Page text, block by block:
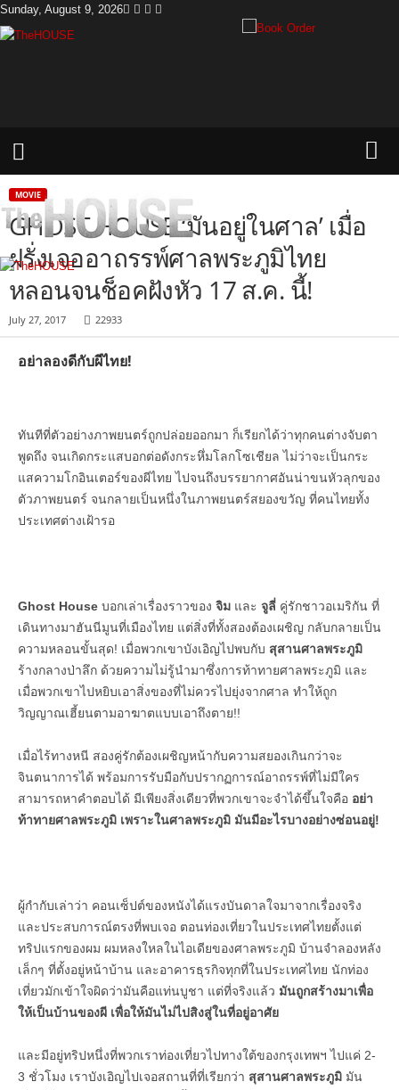
Sunday, August 9, 2026
MOVIE
GHOST HOUSE ‘มันอยู่ในศาล’ เมื่อ
ฝรั่งเจออาถรรพ์ศาลพระภูมิไทย
หลอนจนช็อคฝังหัว 17 ส.ค. นี้!
July 27, 2017 22933
อย่าลองดีกับผีไทย!
ทันทีที่ตัวอย่างภาพยนตร์ถูกปล่อยออกมา ก็เรียกได้ว่าทุกคนต่างจับตา
พูดถึง จนเกิดกระแสบอกต่อดังกระหึ่มโลกโซเชียล ไม่ว่าจะเป็นกระ
แสความโกอินเตอร์ของผีไทย ไปจนถึงบรรยากาศอันน่าขนหัวลุกของ
ตัวภาพยนตร์ จนกลายเป็นหนึ่งในภาพยนตร์สยองขวัญ ที่คนไทยทั้ง
ประเทศต่างเฝ้ารอ
Ghost House บอกเล่าเรื่องราวของ จิม และ จูลี่ คู่รักชาวอเมริกัน ที่
เดินทางมาฮันนีมูนที่เมืองไทย แต่สิ่งที่ทั้งสองต้องเผชิญ กลับกลายเป็น
ความหลอนขั้นสุด! เมื่อพวกเขาบังเอิญไปพบกับ สุสานศาลพระภูมิ
ร้างกลางป่าลึก ด้วยความไม่รู้นำมาซึ่งการท้าทายศาลพระภูมิ และ
เมื่อพวกเขาไปหยิบเอาสิ่งของที่ไม่ควรไปยุ่งจากศาล ทำให้ถูก
วิญญาณเฮี้ยนตามอาฆาตแบบเอาถึงตาย!!
เมื่อไร้ทางหนี สองคู่รักต้องเผชิญหน้ากับความสยองเกินกว่าจะ
จินตนาการได้ พร้อมการรับมือกับปรากฏการณ์อาถรรพ์ที่ไม่มีใคร
สามารถหาคำตอบได้ มีเพียงสิ่งเดียวที่พวกเขาจะจำได้ขึ้นใจคือ อย่า
ท้าทายศาลพระภูมิ เพราะในศาลพระภูมิ มันมีอะไรบางอย่างซ่อนอยู่!
ผู้กำกับเล่าว่า คอนเซ็ปต์ของหนังได้แรงบันดาลใจมาจากเรื่องจริง
และประสบการณ์ตรงที่พบเจอ ตอนท่องเที่ยวในประเทศไทยตั้งแต่
ทริปแรกของผม ผมหลงใหลในไอเดียของศาลพระภูมิ บ้านจำลองหลัง
เล็กๆ ที่ตั้งอยู่หน้าบ้าน และอาคารธุรกิจทุกที่ในประเทศไทย นักท่อง
เที่ยวมักเข้าใจผิดว่ามันคือแท่นบูชา แต่ที่จริงแล้ว มันถูกสร้างมาเพื่อ
ให้เป็นบ้านของผี เพื่อให้มันไม่ไปสิงสู่ในที่อยู่อาศัย
และมีอยู่ทริปหนึ่งที่พวกเราท่องเที่ยวไปทางใต้ของกรุงเทพฯ ไปแค่ 2-
3 ชั่วโมง เราบังเอิญไปเจอสถานที่ที่เรียกว่า สุสานศาลพระภูมิ มัน